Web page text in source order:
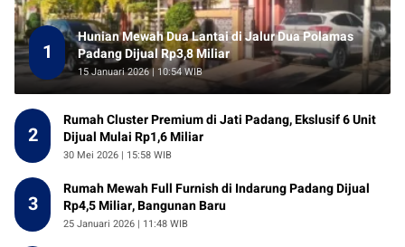
1
Hunian Mewah Dua Lantai di Jalur Dua Polamas
Padang Dijual Rp3,8 Miliar
15 Januari 2026 | 10:54 WIB
2
Rumah Cluster Premium di Jati Padang, Ekslusif 6 Unit
Dijual Mulai Rp1,6 Miliar
30 Mei 2026 | 15:58 WIB
3
Rumah Mewah Full Furnish di Indarung Padang Dijual
Rp4,5 Miliar, Bangunan Baru
25 Januari 2026 | 11:48 WIB